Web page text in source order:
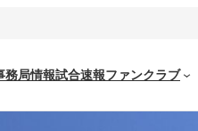
務局情報試合速報ファンクラブ